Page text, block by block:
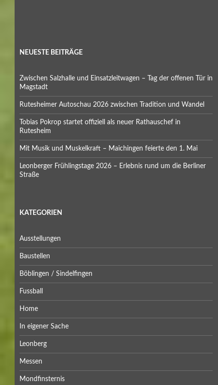
NEUESTE BEITRÄGE
Zwischen Salzhalle und Einsatzleitwagen – Tag der offenen Tür in
Magstadt
Rutesheimer Autoschau 2026 zwischen Tradition und Wandel
Tobias Pokrop startet offiziell als neuer Rathauschef in
Rutesheim
Mit Musik und Muskelkraft – Maichingen feierte den 1. Mai
Leonberger Frühlingstage 2026 – Erlebnis rund um die Berliner
Straße
KATEGORIEN
Ausstellungen
Baustellen
Böblingen / Sindelfingen
Fussball
Home
In eigener Sache
Leonberg
Messen
Mondfinsternis